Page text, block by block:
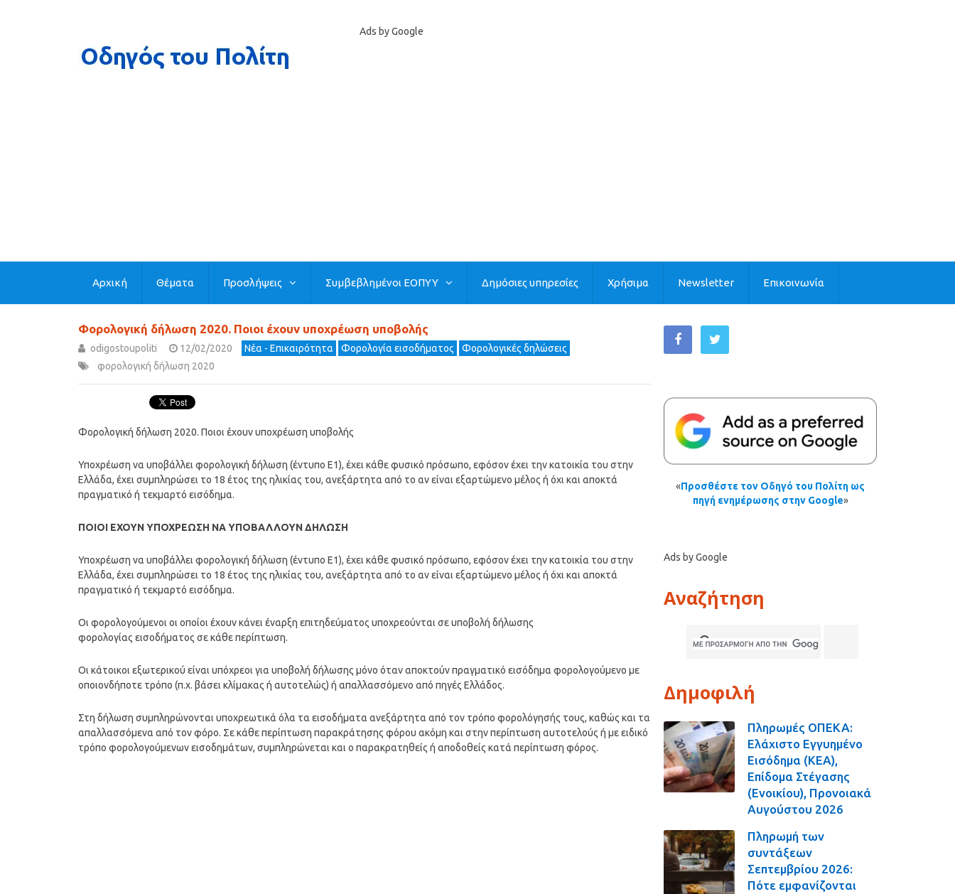
Ads by Google
Αρχική Θέματα Προσλήψεις Συμβεβλημένοι ΕΟΠΥΥ Δημόσιες υπηρεσίες Χρήσιμα Newsletter Επικοινωνία
Φορολογική δήλωση 2020. Ποιοι έχουν υποχρέωση υποβολής
odigostoupoliti 12/02/2020 Νέα - Επικαιρότητα Φορολογία εισοδήματος
Φορολογικές δηλώσεις
φορολογική δήλωση 2020
Φορολογική δήλωση 2020. Ποιοι έχουν υποχρέωση υποβολής
Υποχρέωση να υποβάλλει φορολογική δήλωση (έντυπο Ε1), έχει κάθε φυσικό πρόσωπο, εφόσον έχει την κατοικία του στην
Ελλάδα, έχει συμπληρώσει το 18 έτος της ηλικίας του, ανεξάρτητα από το αν είναι εξαρτώμενο μέλος ή όχι και αποκτά
πραγματικό ή τεκμαρτό εισόδημα.
ΠΟΙΟΙ ΕΧΟΥΝ ΥΠΟΧΡΕΩΣΗ ΝΑ ΥΠΟΒΑΛΛΟΥΝ ΔΗΛΩΣΗ
Υποχρέωση να υποβάλλει φορολογική δήλωση (έντυπο Ε1), έχει κάθε φυσικό πρόσωπο, εφόσον έχει την κατοικία του στην
Ελλάδα, έχει συμπληρώσει το 18 έτος της ηλικίας του, ανεξάρτητα από το αν είναι εξαρτώμενο μέλος ή όχι και αποκτά
πραγματικό ή τεκμαρτό εισόδημα.
Οι φορολογούμενοι οι οποίοι έχουν κάνει έναρξη επιτηδεύματος υποχρεούνται σε υποβολή δήλωσης
φορολογίας εισοδήματος σε κάθε περίπτωση.
Οι κάτοικοι εξωτερικού είναι υπόχρεοι για υποβολή δήλωσης μόνο όταν αποκτούν πραγματικό εισόδημα φορολογούμενο με
οποιονδήποτε τρόπο (π.χ. βάσει κλίμακας ή αυτοτελώς) ή απαλλασσόμενο από πηγές Ελλάδος.
Στη δήλωση συμπληρώνονται υποχρεωτικά όλα τα εισοδήματα ανεξάρτητα από τον τρόπο φορολόγησής τους, καθώς και τα
απαλλασσόμενα από τον φόρο. Σε κάθε περίπτωση παρακράτησης φόρου ακόμη και στην περίπτωση αυτοτελούς ή με ειδικό
τρόπο φορολογούμενων εισοδημάτων, συμπληρώνεται και ο παρακρατηθείς ή αποδοθείς κατά περίπτωση φόρος.
«Προσθέστε τον Οδηγό του Πολίτη ως
πηγή ενημέρωσης στην Google»
Ads by Google
Αναζήτηση
Δημοφιλή
Πληρωμές ΟΠΕΚΑ:
Ελάχιστο Εγγυημένο
Εισόδημα (ΚΕΑ),
Επίδομα Στέγασης
(Ενοικίου), Προνοιακά
Αυγούστου 2026
Πληρωμή των
συντάξεων
Σεπτεμβρίου 2026:
Πότε εμφανίζονται